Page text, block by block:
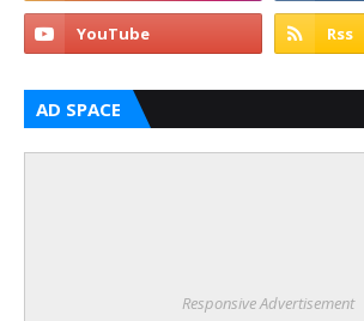
AD SPACE
Responsive Advertisement